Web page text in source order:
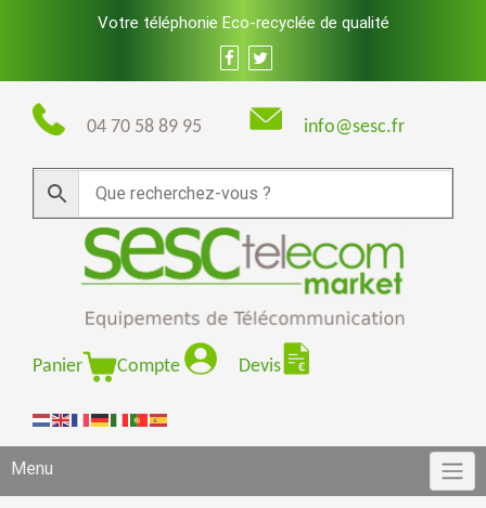
Votre téléphonie Eco-recyclée de qualité
04 70 58 89 95 info@sesc.fr
Panier Compte Devis
Menu